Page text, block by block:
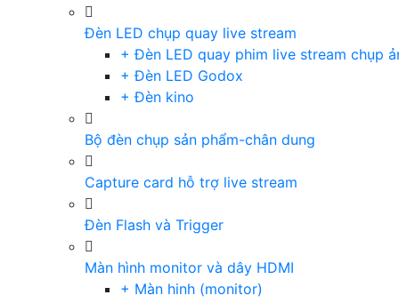
Đèn LED chụp quay live stream
+ Đèn LED quay phim live stream chụp
+ Đèn LED Godox
+ Đèn kino
Bộ đèn chụp sản phẩm-chân dung
Capture card hỗ trợ live stream
Đèn Flash và Trigger
Màn hình monitor và dây HDMI
+ Màn hinh (monitor)